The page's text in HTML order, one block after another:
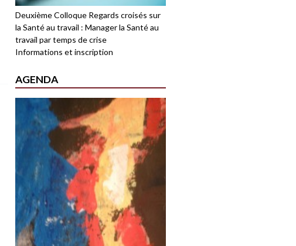
Deuxième Colloque Regards croisés sur
la Santé au travail : Manager la Santé au
travail par temps de crise
Informations et inscription
AGENDA